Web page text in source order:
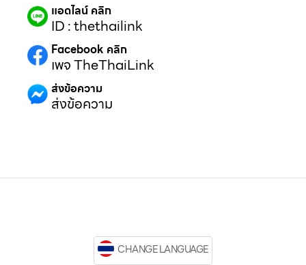
แอดไลน์ คลิก
ID : thethailink
Facebook คลิก
เพจ TheThaiLink
ส่งข้อความ
ส่งข้อความ
CHANGE LANGUAGE